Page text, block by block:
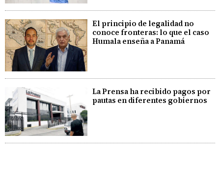
El principio de legalidad no
conoce fronteras: lo que el caso
Humala enseña a Panamá
La Prensa ha recibido pagos por
pautas en diferentes gobiernos